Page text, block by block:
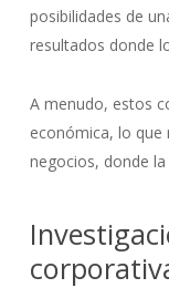
posibilidades de
resultados donde
A menudo, estos
económica, lo que
negocios, donde